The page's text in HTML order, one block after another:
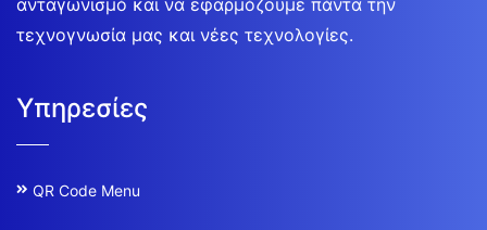
τεχνογνωσία μας και νέες τεχνολογίες.
Υπηρεσίες
QR Code Menu